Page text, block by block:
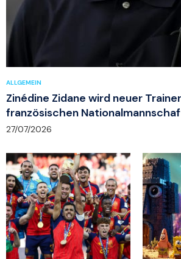
ALLGEMEIN
Zinédine Zidane wird neuer
französischen
27/07/2026